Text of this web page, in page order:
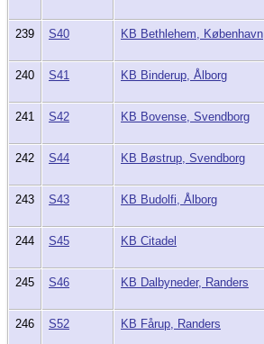
239 S40 KB Bethlehem, København
240 S41 KB Binderup, Ålborg
241 S42 KB Bovense, Svendborg
242 S44 KB Bøstrup, Svendborg
243 S43 KB Budolfi, Ålborg
244 S45 KB Citadel
245 S46 KB Dalbyneder, Randers
246 S52 KB Fårup, Randers